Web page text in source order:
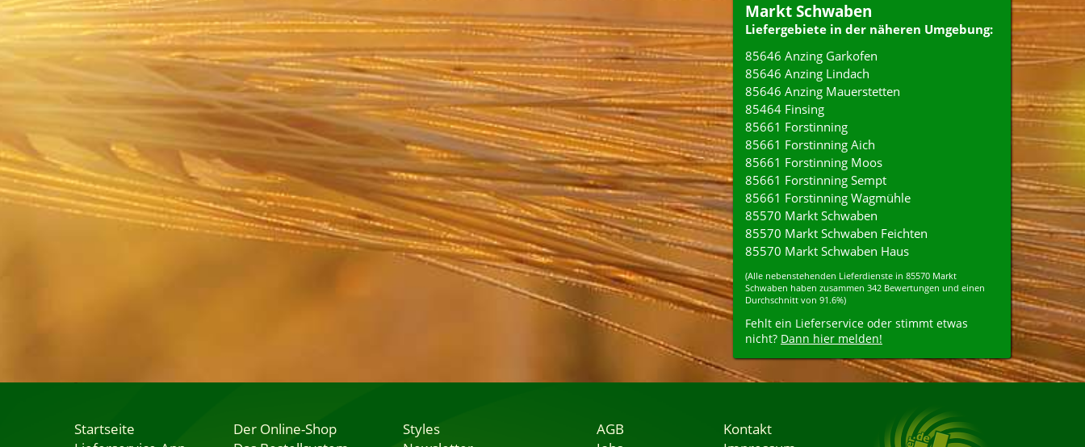
Markt Schwaben
Liefergebiete in der näheren Umgebung:
85646 Anzing Garkofen
85646 Anzing Lindach
85646 Anzing Mauerstetten
85464 Finsing
85661 Forstinning
85661 Forstinning Aich
85661 Forstinning Moos
85661 Forstinning Sempt
85661 Forstinning Wagmühle
85570 Markt Schwaben
85570 Markt Schwaben Feichten
85570 Markt Schwaben Haus
(Alle nebenstehenden Lieferdienste in 85570 Markt
Schwaben haben zusammen 342 Bewertungen und einen
Durchschnitt von 91.6%)
Fehlt ein Lieferservice oder stimmt etwas
nicht? Dann hier melden!
Startseite
Der Online-Shop
Styles
AGB
Kontakt